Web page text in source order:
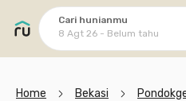
Cari hunianmu
8 Agt 26 - Belum tahu
Home Bekasi